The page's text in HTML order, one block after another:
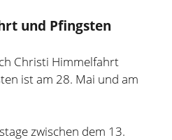
und Pfingsten
Christi Himmelfahrt
ist am 28. Mai und am
zwischen dem 13.